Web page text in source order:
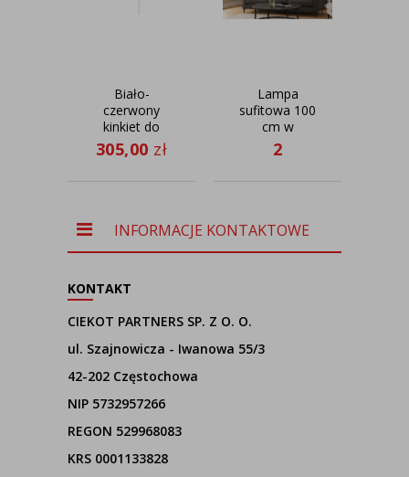
Biało-
czerwony
kinkiet do
pokoju w
stylu retro
305,00 zł
Lampa
sufitowa 100
cm w
skandynawskim
stylu
orzechowy
2
INFORMACJE KONTAKTOWE
KONTAKT
CIEKOT PARTNERS SP. Z O. O.
ul. Szajnowicza - Iwanowa 55/3
42-202 Częstochowa
NIP 5732957266
REGON 529968083
KRS 0001133828